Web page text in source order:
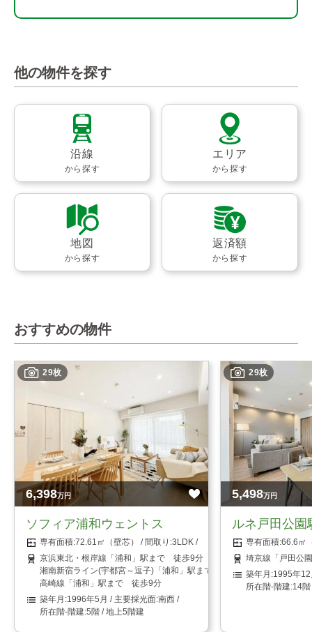
他の物件を探す
沿線
から探す
エリア
から探す
地図
から探す
返済額
から探す
おすすめの物件
29枚
6,398万円
ソフィア浦和ウェントス
72.61㎡（壁芯）
3LDK
京浜東北・根岸線「浦和」駅まで 徒歩9分
湘南新宿ライン(宇都宮～逗子)「浦和」駅まで 徒歩9分
高崎線「浦和」駅まで 徒歩9分
1996年5月
南西
5階 / 地上5階建
29枚
5,498万円
ルネ戸田公園
66.6㎡
埼京線「戸田公
1995年12
14